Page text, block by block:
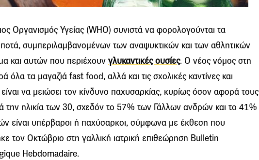
Οργανισμός Υγείας (WHO) συνιστά να φορολογούνται τα
συμπεριλαμβανομένων των αναψυκτικών και των αθλητικών
και αυτών που περιέχουν γλυκαντικές ουσίες. Ο νέος νόμος στη
όλα τα μαγαζιά fast food, αλλά και τις σχολικές καντίνες και
να μειώσει τον κίνδυνο παχυσαρκίας, κυρίως όσον αφορά τους
την ηλικία των 30, σχεδόν το 57% των Γάλλων ανδρών και το 41%
είναι υπέρβαροι ή παχύσαρκοι, σύμφωνα με έκθεση που
τον Οκτώβριο στη γαλλική ιατρική επιθεώρηση Bulletin
Hebdomadaire.